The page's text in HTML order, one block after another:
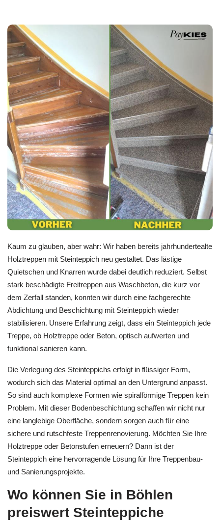
Kaum zu glauben, aber wahr: Wir haben bereits jahrhundertealte
Holztreppen mit Steinteppich neu gestaltet. Das lästige
Quietschen und Knarren wurde dabei deutlich reduziert. Selbst
stark beschädigte Freitreppen aus Waschbeton, die kurz vor
dem Zerfall standen, konnten wir durch eine fachgerechte
Abdichtung und Beschichtung mit Steinteppich wieder
stabilisieren. Unsere Erfahrung zeigt, dass ein Steinteppich jede
Treppe, ob Holztreppe oder Beton, optisch aufwerten und
funktional sanieren kann.
Die Verlegung des Steinteppichs erfolgt in flüssiger Form,
wodurch sich das Material optimal an den Untergrund anpasst.
So sind auch komplexe Formen wie spiralförmige Treppen kein
Problem. Mit dieser Bodenbeschichtung schaffen wir nicht nur
eine langlebige Oberfläche, sondern sorgen auch für eine
sichere und rutschfeste Treppenrenovierung. Möchten Sie Ihre
Holztreppe oder Betonstufen erneuern? Dann ist der
Steinteppich eine hervorragende Lösung für Ihre Treppenbau-
und Sanierungsprojekte.
Wo können Sie in Böhlen
preiswert Steinteppiche